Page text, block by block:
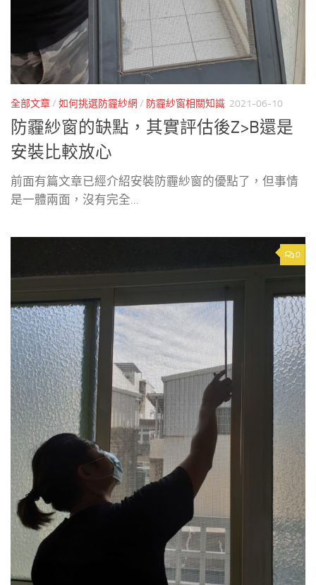
全部文章/ 如何挑選防霾紗網 / 防霾紗窗相關知識 2021-06-10
防霾紗窗的缺點，其實評估後Z>B還是
安裝比較放心
前面有篇文章已經介紹安裝防霾紗窗的優點了，但事情
是一體兩面，沒有完全...
0